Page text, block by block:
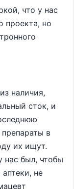
что у нас
проекта, но
наличия,
сток, и
в
их ищут.
нас был, чтобы
не